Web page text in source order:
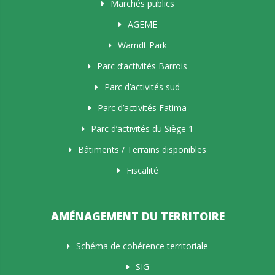
Marchés publics
AGEME
Warndt Park
Parc d’activités Barrois
Parc d’activités sud
Parc d’activités Fatima
Parc d’activités du Siège 1
Bâtiments / Terrains disponibles
Fiscalité
AMÉNAGEMENT DU TERRITOIRE
Schéma de cohérence territoriale
SIG